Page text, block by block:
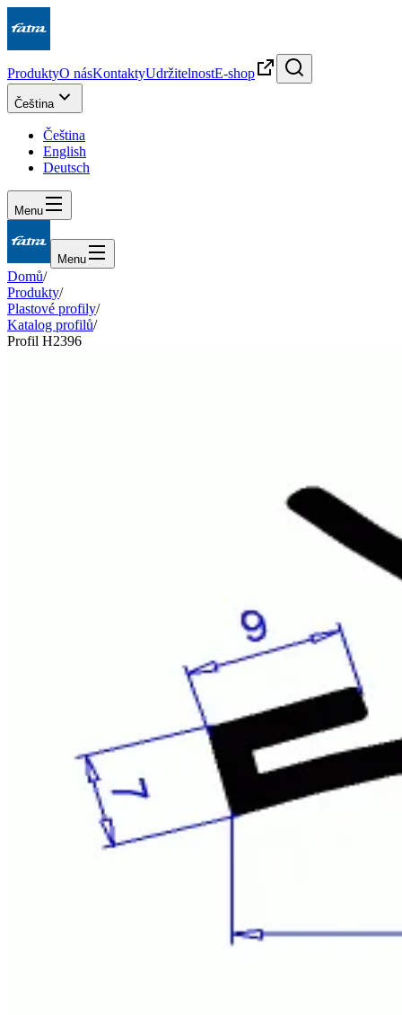
ProduktyO násKontaktyUdržitelnostE-shop
Čeština
Čeština
English
Deutsch
Menu
Menu
Domů/
Produkty/
Plastové profily/
Katalog profilů/
Profil H2396